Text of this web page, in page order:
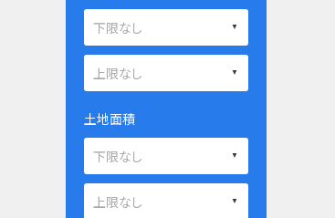
土地面積